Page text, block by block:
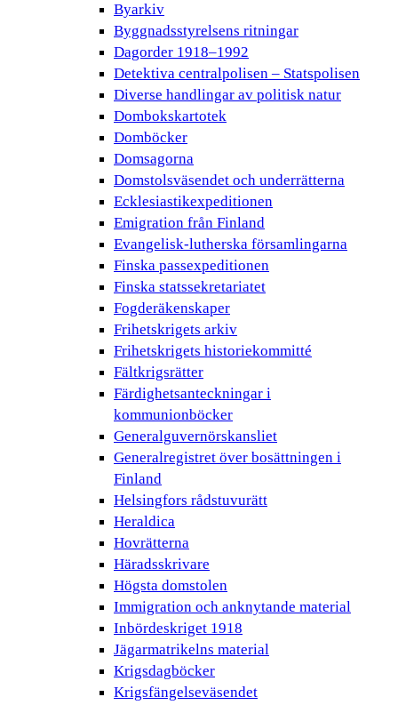
Byarkiv
Byggnadsstyrelsens ritningar
Dagorder 1918–1992
Detektiva centralpolisen – Statspolisen
Diverse handlingar av politisk natur
Dombokskartotek
Domböcker
Domsagorna
Domstolsväsendet och underrätterna
Ecklesiastikexpeditionen
Emigration från Finland
Evangelisk-lutherska församlingarna
Finska passexpeditionen
Finska statssekretariatet
Fogderäkenskaper
Frihetskrigets arkiv
Frihetskrigets historiekommitté
Fältkrigsrätter
Färdighetsanteckningar i
kommunionböcker
Generalguvernörskansliet
Generalregistret över bosättningen i
Finland
Helsingfors rådstuvurätt
Heraldica
Hovrätterna
Häradsskrivare
Högsta domstolen
Immigration och anknytande material
Inbördeskriget 1918
Jägarmatrikelns material
Krigsdagböcker
Krigsfängelseväsendet